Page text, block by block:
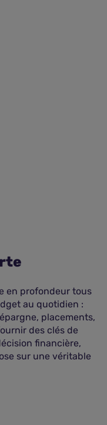
en profondeur tous
au quotidien :
placements,
des clés de
financière,
sur une véritable